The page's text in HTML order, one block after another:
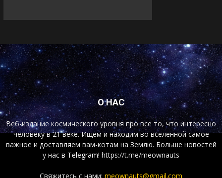
О НАС
Веб-издание космического уровня про все то, что интересно
человеку в 21 веке. Ищем и находим во вселенной самое
важное и доставляем вам-котам на Землю. Больше новостей
у нас в Telegram! https://t.me/meownauts
Свяжитесь с нами: meownauts@gmail.com